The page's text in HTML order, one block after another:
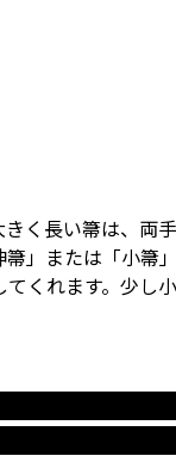
く長い箒は、両
」または「小箒」
くれます。少し